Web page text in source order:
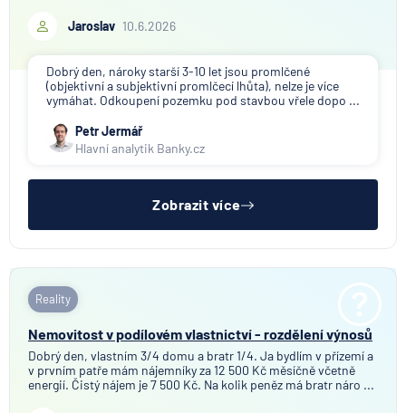
Jaroslav 10.6.2026
Dobrý den, nároky starší 3-10 let jsou promlčené
(objektivní a subjektivní promlčecí lhůta), nelze je více
vymáhat. Odkoupení pozemku pod stavbou vřele dopo ...
Petr Jermář
Hlavní analytik Banky.cz
Zobrazit více
Reality
Nemovitost v podílovém vlastnictví - rozdělení výnosů
Dobrý den, vlastním 3/4 domu a bratr 1/4. Ja bydlím v přízemí a
v prvním patře mám nájemníky za 12 500 Kč měsíčně včetně
energií. Čistý nájem je 7 500 Kč. Na kolik peněz má bratr náro ...